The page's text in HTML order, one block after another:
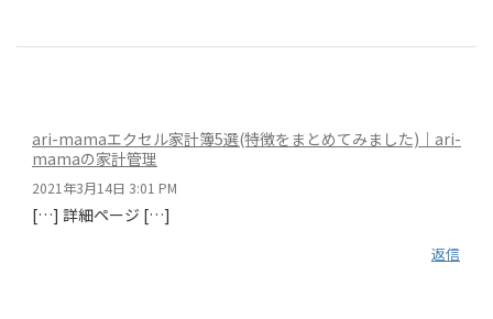
ari-mamaエクセル家計簿5選(特徴をまとめてみました)｜ari-
mamaの家計管理
2021年3月14日 3:01 PM
[…] 詳細ページ […]
返信